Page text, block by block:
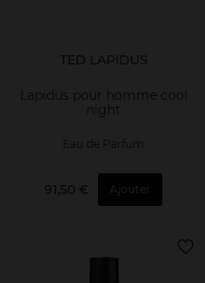
TED LAPIDUS
Lapidus pour homme cool
night
Eau de Parfum
91,50 € Ajouter